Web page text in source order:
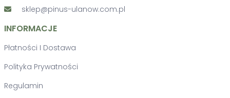
sklep@pinus-ulanow.com.pl
INFORMACJE
Płatności I Dostawa
Polityka Prywatności
Regulamin